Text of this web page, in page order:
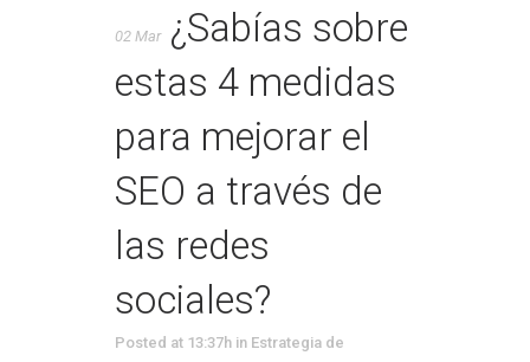
02 Mar ¿Sabías sobre
estas 4 medidas
para mejorar el
SEO a través de
las redes
sociales?
Posted at 13:37h in Estrategia de